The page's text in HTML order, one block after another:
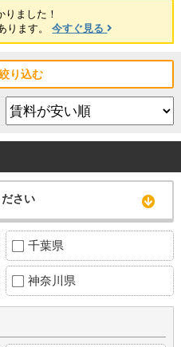
りました！
ります。今すぐ見る
り込む
さい
千葉県
神奈川県